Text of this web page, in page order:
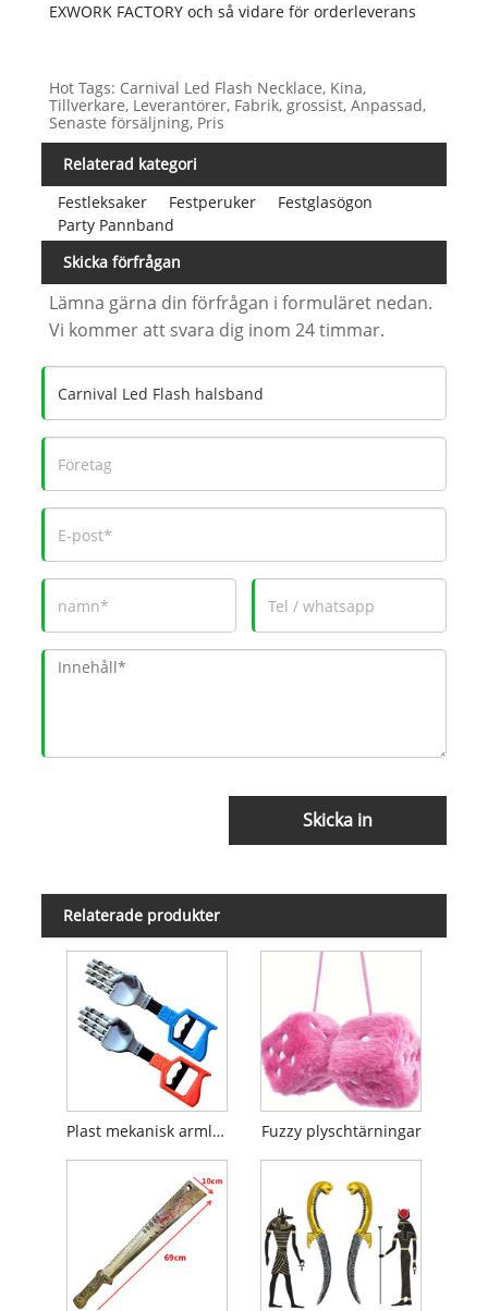
EXWORK FACTORY och så vidare för orderleverans
Hot Tags: Carnival Led Flash Necklace, Kina,
Tillverkare, Leverantörer, Fabrik, grossist, Anpassad,
Senaste försäljning, Pris
Relaterad kategori
Festleksaker
Festperuker
Festglasögon
Party Pannband
Skicka förfrågan
Lämna gärna din förfrågan i formuläret nedan.
Vi kommer att svara dig inom 24 timmar.
Skicka in
Relaterade produkter
Plast mekanisk armleksak Fuzzy plyschtärningar